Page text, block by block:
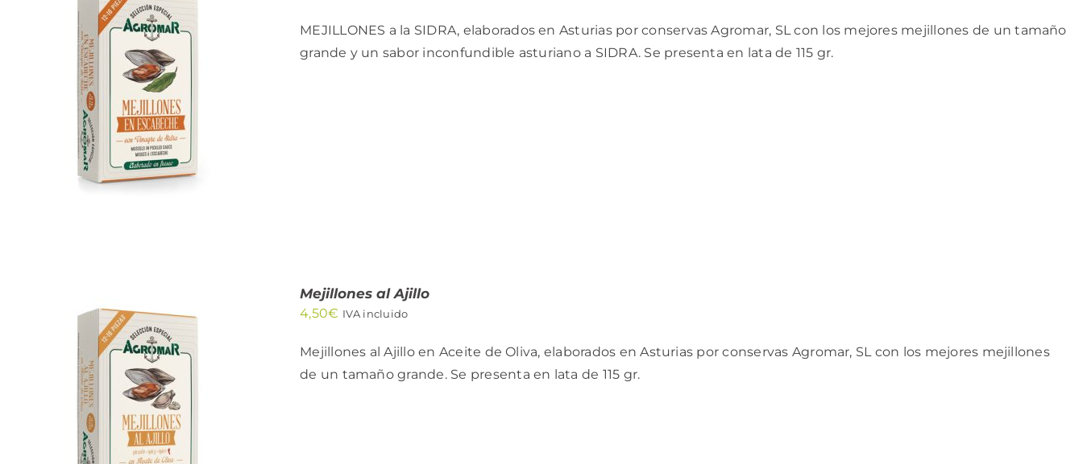
AÑADIR AL CARRITO
QUICK VIEW
MEJILLONES a la SIDRA, elaborados en Asturias por conservas Agromar, SL con los mejores mejillones de un tamaño
grande y un sabor inconfundible asturiano a SIDRA. Se presenta en lata de 115 gr.
AÑADIR AL CARRITO
QUICK VIEW
Mejillones al Ajillo
4,50€ IVA incluido
Mejillones al Ajillo en Aceite de Oliva, elaborados en Asturias por conservas Agromar, SL con los mejores mejillones
de un tamaño grande. Se presenta en lata de 115 gr.